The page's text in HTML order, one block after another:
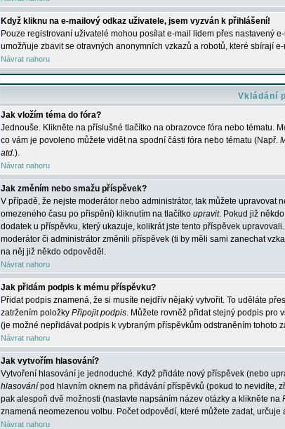
Když kliknu na e-mailový odkaz uživatele, jsem vyzván k přihlášení!
Pouze registrovaní uživatelé mohou posílat e-mail lidem přes nastavený
umožňuje zbavit se otravných anonymních vzkazů a robotů, které sbírají
Návrat nahoru
Vkládání
Jak vložím téma do fóra?
Jednouše. Klikněte na příslušné tlačítko na obrazovce fóra nebo tématu.
co vám je povoleno můžete vidět na spodní části fóra nebo tématu (Např.
atd.).
Návrat nahoru
Jak změním nebo smažu příspěvek?
V případě, že nejste moderátor nebo administrátor, tak můžete upravovat
omezeného času po přispění) kliknutím na tlačítko upravit. Pokud již
dodatek u příspěvku, který ukazuje, kolikrát jste tento příspěvek
moderátor či administrátor změnili příspěvek (ti by měli sami zanechat
na něj již někdo odpověděl.
Návrat nahoru
Jak přidám podpis k mému příspěvku?
Přidat podpis znamená, že si musíte nejdřív nějaký vytvořit. To uděláte
zatržením položky Připojit podpis. Můžete rovněž přidat stejný podpis pro
(je možné nepřidávat podpis k vybraným příspěvkům odstraněním tohoto
Návrat nahoru
Jak vytvořím hlasování?
Vytvoření hlasování je jednoduché. Když přidáte nový příspěvek (nebo
hlasování pod hlavním oknem na přidávání příspěvků (pokud to nevidíte,
pak alespoň dvě možnosti (nastavte napsáním název otázky a klikněte na
znamená neomezenou volbu. Počet odpovědí, které můžete zadat, určuje
Návrat nahoru